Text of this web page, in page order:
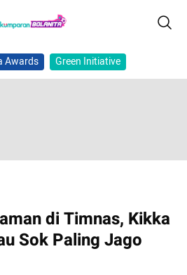
Awards Green Initiative
di Timnas, Kikka
Sok Paling Jago